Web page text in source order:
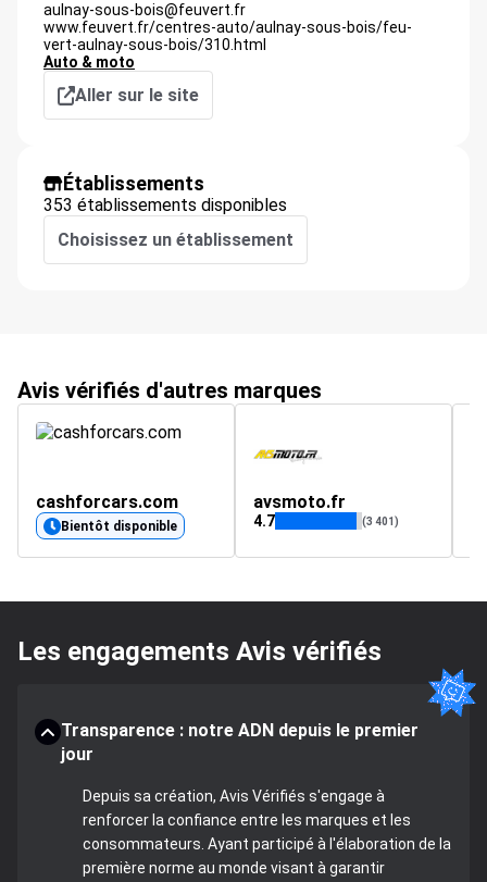
aulnay-sous-bois@feuvert.fr
www.feuvert.fr/centres-auto/aulnay-sous-bois/feu-
vert-aulnay-sous-bois/310.html
Auto & moto
Aller sur le site
Établissements
353 établissements disponibles
Choisissez un établissement
Avis vérifiés d'autres marques
cashforcars.com
Bientôt disponible
avsmoto.fr
4.7 (3 401)
Les engagements Avis vérifiés
Transparence : notre ADN depuis le premier
jour
Depuis sa création, Avis Vérifiés s'engage à
renforcer la confiance entre les marques et les
consommateurs. Ayant participé à l'élaboration de la
première norme au monde visant à garantir